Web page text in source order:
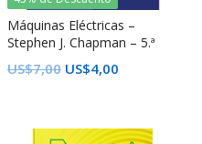
Máquinas Eléctricas –
Stephen J. Chapman – 5.ª
edición
US$7,00 US$4,00